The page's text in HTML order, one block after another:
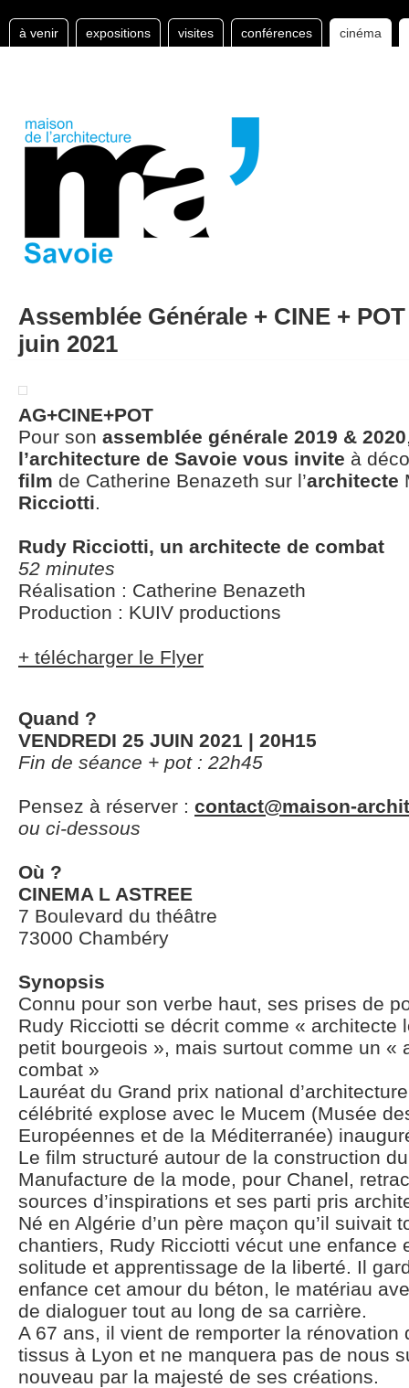
à venir expositions visites conférences cinéma
Assemblée Générale + CINE +
juin 2021
AG+CINE+POT
Pour son assemblée générale 2019 & 2020
l’architecture de Savoie vous invite à
film de Catherine Benazeth sur l’architecte
Ricciotti.
Rudy Ricciotti, un architecte de combat
52 minutes
Réalisation : Catherine Benazeth
Production : KUIV productions
+ télécharger le Flyer
Quand ?
VENDREDI 25 JUIN 2021 | 20H15
Fin de séance + pot : 22h45
Pensez à réserver : contact@maison-
ou ci-dessous
Où ?
CINEMA L ASTREE
7 Boulevard du théâtre
73000 Chambéry
Synopsis
Connu pour son verbe haut, ses prises de
Rudy Ricciotti se décrit comme « architecte
petit bourgeois », mais surtout comme un «
combat »
Lauréat du Grand prix national
célébrité explose avec le Mucem (Musée
Européennes et de la Méditerranée)
Le film structuré autour de la construction
Manufacture de la mode, pour Chanel,
sources d’inspirations et ses parti pris
Né en Algérie d’un père maçon qu’il suivait
chantiers, Rudy Ricciotti vécut une enfance
solitude et apprentissage de la liberté. Il
enfance cet amour du béton, le matériau
de dialoguer tout au long de sa carrière.
A 67 ans, il vient de remporter la rénovation
tissus à Lyon et ne manquera pas de nous
nouveau par la majesté de ses créations.